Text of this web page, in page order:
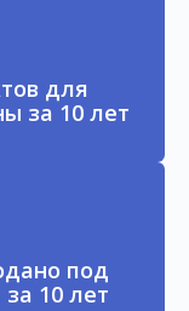
для
за 10 лет
под
10 лет